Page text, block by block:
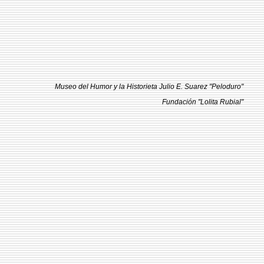
Museo del Humor y la Historieta Julio E. Suarez "Peloduro"
Fundación "Lolita Rubial"